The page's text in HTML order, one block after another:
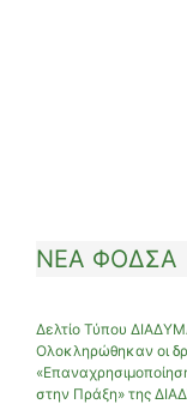
ΝΕΑ ΦΟΔΣΑ
Δελτίο Τύπου
Ολοκληρώθηκαν οι
στην Πράξη» της